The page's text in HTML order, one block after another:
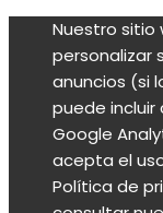
Nuestro sitio
personalizar
anuncios (si
puede incluir
Google
acepta el
Política de